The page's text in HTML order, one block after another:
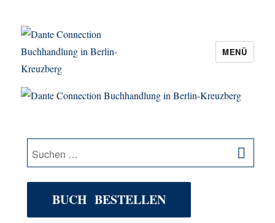
Dante Connection Buchhandlung in
MENÜ
Suche
nach:
BUCH BESTELLEN